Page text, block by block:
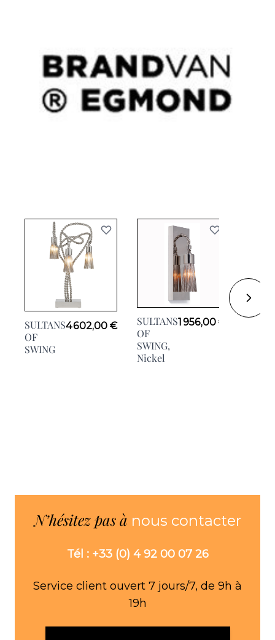
SULTANS
OF
SWING
4 602,00 €
SULTANS
OF
SWING,
Nickel
1 956,00 €
N’hésitez pas à nous contacter
Tél : +33 (0) 4 92 00 07 26
Service client ouvert 7 jours/7, de 9h à
19h